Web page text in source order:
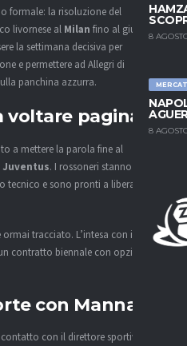
8
8
formale: la risoluzione del
livornese al Milan fino al giugno
la settimana decisiva per
e permettere ad Allegri di
panchina azzurra.
pagina
a mettere la parola fine al
Juventus. I rossoneri stanno infatti
e sono pronti a liberare
tracciato. L’intesa con il club
contratto biennale con opzione
con Manna
con il direttore sportivo